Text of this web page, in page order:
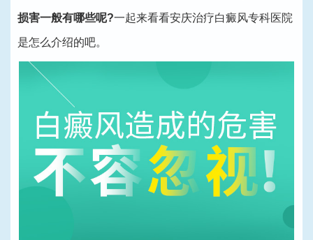
损害一般有哪些呢?一起来看看安庆治疗白癜风专科医院
是怎么介绍的吧。